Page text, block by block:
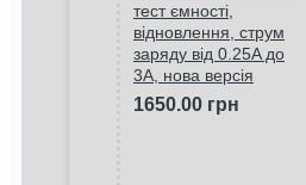
тест ємності,
відновлення, струм
заряду від 0.25A до
3A, нова версія
1650.00 грн